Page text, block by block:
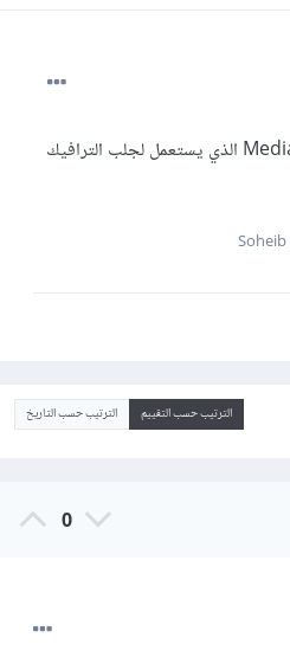
ماذا يقصد بمصطلح Media Buying الذي يستعمل لجلب الترافيك
الترتيب حسب التقييم الترتيب حسب التاريخ
0